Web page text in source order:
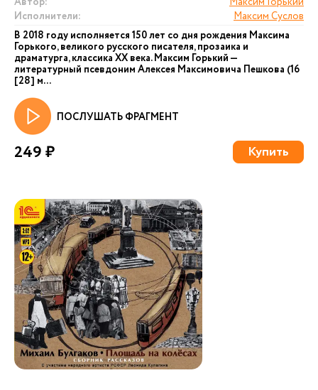
Исполнители:
Максим Суслов
В 2018 году исполняется 150 лет со дня рождения Максима
Горького, великого русского писателя, прозаика и
драматурга, классика ХХ века. Максим Горький —
литературный псевдоним Алексея Максимовича Пешкова (16
[28] м...
ПОСЛУШАТЬ ФРАГМЕНТ
249 ₽ Купить